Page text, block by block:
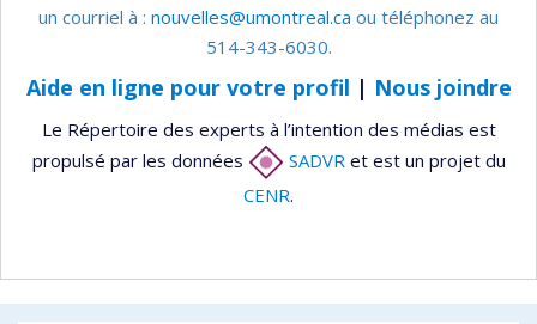
un courriel à : nouvelles@umontreal.ca ou téléphonez au
514-343-6030.
Aide en ligne pour votre profil | Nous joindre
Le Répertoire des experts à l’intention des médias est
propulsé par les données
SADVR et est un projet du
CENR.